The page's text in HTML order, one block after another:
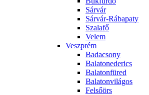
Sárvár
Sárvár-Rábapaty
Szalafő
Velem
Veszprém
Badacsony
Balatonederics
Balatonfüred
Balatonvilágos
Felsőörs